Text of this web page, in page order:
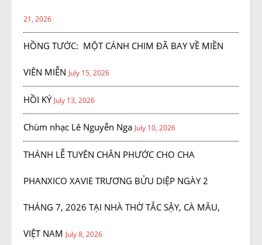
21, 2026
HỒNG TƯỚC: MỘT CÁNH CHIM ĐÃ BAY VỀ MIỀN
VIÊN MIỄN July 15, 2026
HỒI KÝ July 13, 2026
Chùm nhạc Lê Nguyễn Nga July 10, 2026
THÁNH LỄ TUYÊN CHÂN PHƯỚC CHO CHA
PHANXICO XAVIE TRƯƠNG BỬU DIỆP NGÀY 2
THÁNG 7, 2026 TẠI NHÀ THỜ TẮC SẬY, CÀ MÂU,
VIỆT NAM July 8, 2026